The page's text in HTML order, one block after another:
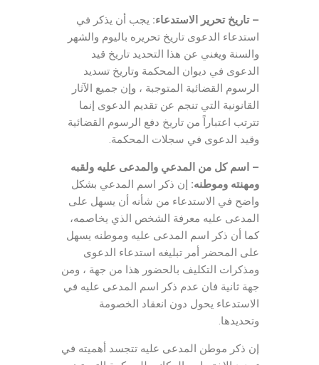
– تاريخ تحرير الاستدعاء: يجب أن يذكر في
استدعاء الدعوى تاريخ تحريره باليوم والشهر
والسنة ويغني عن هذا التحديد تاريخ قيد
الدعوى في ديوان المحكمة وتاريخ تسديد
الرسوم القضائية المتوجبة ، وإن جميع الآثار
القانونية التي تنجم عن تقديم الدعوى إنما
تترتب اعتباراً من تاريخ دفع الرسوم القضائية
وقيد الدعوى في سجلات المحكمة.
– اسم كل من المدعي والمدعى عليه ولقبه
ومهنته وموطنه: إن ذكر اسم المدعي بشكل
واضح في الاستدعاء من شأنه أن يسهل على
المدعى عليه معرفة الشخص الذي يخاصمه،
كما أن ذكر اسم المدعى عليه وموطنه يسهل
على المحضر أمر تبليغه استدعاء الدعوى
ومذكرات التكليف بالحضور هذا من جهة ، ومن
جهة ثانية فان عدم ذكر اسم المدعى عليه في
الاستدعاء يحول دون انعقاد الخصومة
وتحديدها.
إن ذكر موطن المدعى عليه تتجسد أهميته في